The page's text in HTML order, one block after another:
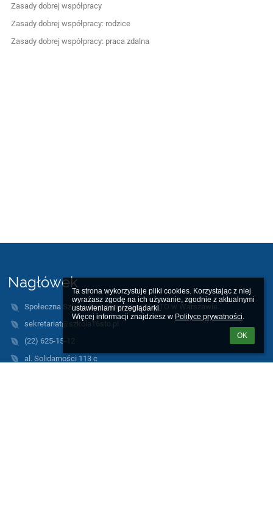
Ta strona wykorzystuje pliki cookies. Korzystając z niej
wyrażasz zgodę na ich używanie, zgodnie z aktualnymi
ustawieniami przeglądarki.
Więcej informacji znajdziesz w Polityce prywatności.
OK
Zasady dobrej współpracy
Zasady dobrej współpracy: rodzice
Zasady dobrej współpracy: praca zdalna
Nagłówek
Społeczna Szkoła Podstawowa nr 16 STO w Warszawie
sekretariat@szkola16sto.pl
(22) 625-15-12
al. Solidarności 113 c